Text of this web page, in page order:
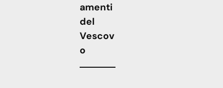
amenti
del
Vescov
o